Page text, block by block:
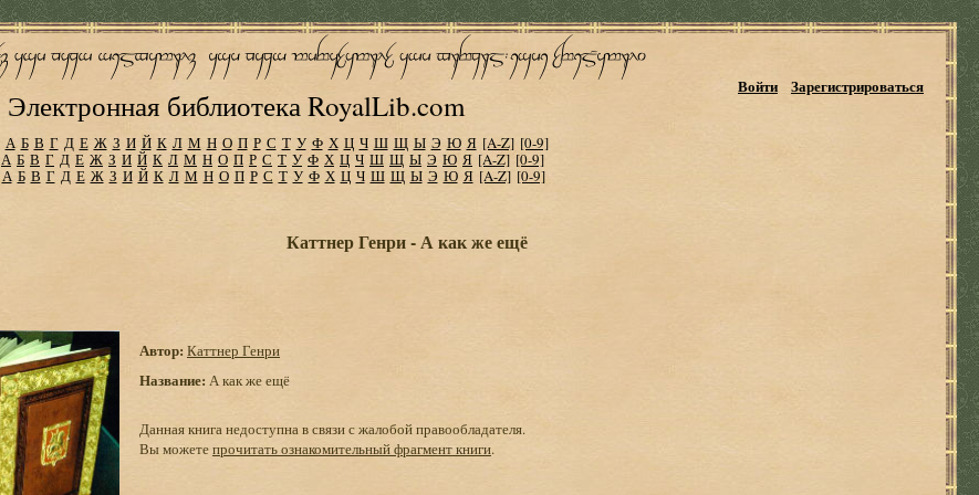
Электронная библиотека RoyalLib.com
Войти Зарегистрироваться
А Б В Г Д Е Ж З И Й К Л М Н О П Р С Т У Ф Х Ц Ч Ш Щ Ы Э Ю Я [A-Z] [0-9]
А Б В Г Д Е Ж З И Й К Л М Н О П Р С Т У Ф Х Ц Ч Ш Щ Ы Э Ю Я [A-Z] [0-9]
А Б В Г Д Е Ж З И Й К Л М Н О П Р С Т У Ф Х Ц Ч Ш Щ Ы Э Ю Я [A-Z] [0-9]
Каттнер Генри - А как же ещё
Автор: Каттнер Генри
Название: А как же ещё
Данная книга недоступна в связи с жалобой правообладателя.
Вы можетепрочитать ознакомительный фрагмент книги.